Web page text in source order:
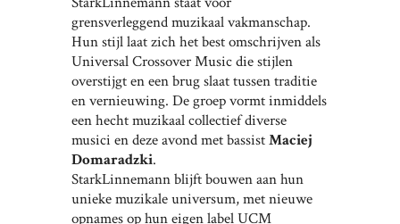
grensverleggend muzikaal vakmanschap.
Hun stijl laat zich het best omschrijven als
Universal Crossover Music die stijlen
overstijgt en een brug slaat tussen traditie
en vernieuwing. De groep vormt inmiddels
een hecht muzikaal collectief diverse
musici en deze avond met bassistMaciej
Domaradzki.
StarkLinnemann blijft bouwen aan hun
unieke muzikale universum, met nieuwe
opnames op hun eigen label UCM